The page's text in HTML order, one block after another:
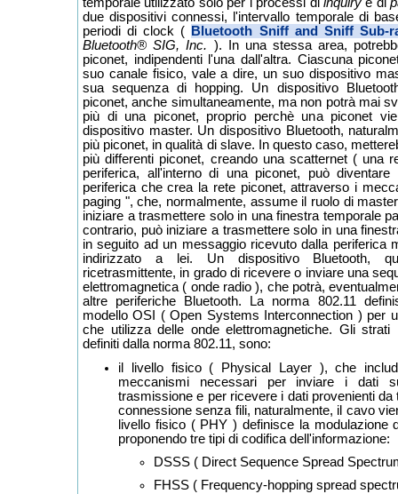
due dispositivi connessi, l'intervallo temporale di
periodi di clock (
Bluetooth Sniff and Sniff Sub-
Bluetooth® SIG, Inc. ). In una stessa area,
piconet, indipendenti l'una dall'altra. Ciascuna
suo canale fisico, vale a dire, un suo dispositivo
sua sequenza di hopping. Un dispositivo
piconet, anche simultaneamente, ma non potrà mai
più di una piconet, proprio perchè una piconet
dispositivo master. Un dispositivo Bluetooth,
più piconet, in qualità di slave. In questo caso,
più differenti piconet, creando una scatternet ( una
periferica, all'interno di una piconet, può
periferica che crea la rete piconet, attraverso i
paging ", che, normalmente, assume il ruolo di
iniziare a trasmettere solo in una finestra temporale
contrario, può iniziare a trasmettere solo in una
in seguito ad un messaggio ricevuto dalla periferica
indirizzato a lei. Un dispositivo Bluetooth,
ricetrasmittente, in grado di ricevere o inviare una
elettromagnetica ( onde radio ), che potrà,
altre periferiche Bluetooth. La norma 802.11
modello OSI ( Open Systems Interconnection ) per
che utilizza delle onde elettromagnetiche. Gli strati
definiti dalla norma 802.11, sono:
il livello fisico ( Physical Layer ), che
meccanismi necessari per inviare i dati
trasmissione e per ricevere i dati provenienti
connessione senza fili, naturalmente, il cavo
livello fisico ( PHY ) definisce la modulazione
proponendo tre tipi di codifica dell'informazione:
DSSS ( Direct Sequence Spread
FHSS ( Frequency-hopping spread